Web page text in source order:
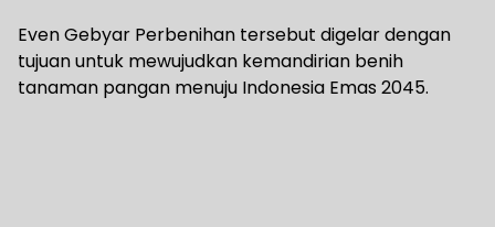
Even Gebyar Perbenihan tersebut digelar dengan
tujuan untuk mewujudkan kemandirian benih
tanaman pangan menuju Indonesia Emas 2045.